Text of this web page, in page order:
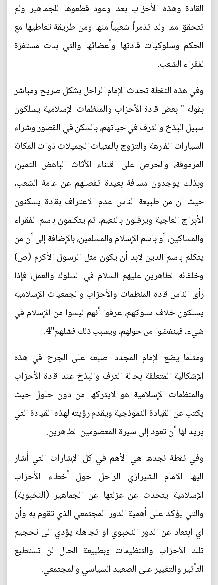
القادة وهذه الأحزاب بعد وعود قطعوها للجماهير ولم
تتحقق مما ولد تذمراً شعبياً منها ومن طريقة تعاطيها مع
الحكم وسلوكيات قادتها وأعضائها والتي بدت مستفزة
لفقراء الشعب.
وفي هذه النقطة تحدث الإمام الراحل بشكل صريح ومباشر
بقوله " بعض قادة الأحزاب والمنظمات الإسلامية يسلكون
سبيل البذخ والترف في حياتهم، بالسكن في القصور وشراء
السيارات الفارهة والتزوج بالفتيات الجميلات ذوات المكانة
المرموقة، والحرص على اقتناء الأثاث الباهض الثمين،
وبذلك يوجدون مسافة بعيدة تفصلهم عن عامة الشعب،
حيث ان من طبيعة الناس عدم الاعتراف بقادة يسكنون
الأبراج العاجية ويرفلون بالنعيم، ثم يتكلمون باسم الفقراء
والمساكين، أو باسم الإسلام والمسلمين، بالإضافة إلى أن من
يتكلم باسم الدين لابد أن يكون مثل الرسول الأكرم (ص)
وخلفائه الطاهرين عليهم السلام في السلوك والعمل، فإذا
رأى الناس قادة المنظمات والأحزاب والجمعيات الإسلامية
يسلكون خلاف سلوكهم، عرفوا أنهم ليسوا من الإسلام في
شيء، فينفضوا من حولهم، ويسبب ذلك فشلهم"4.
ومثلما يضع الإمام المجدد اصبعه على الجرح في هذه
الإشكالية المتعلقة بحالة الترف والبذخ عند قادة الأحزاب
والمنظمات الإسلامية هو لايتركها من دون حلول حيث
يكتب عن القيادة النموذجية ويقدم رؤيته لهذه القيادة التي
يريد لها أن تعود إلى سيرة المعصومين الطاهرين.
وفي نقطة نجدها هي الأهم في كل الإشارات التي أشار
اليها الامام الشيرازي الراحل حول أخطاء الأحزاب
الإسلامية يتحدث عن عزلتها عن الجماهير (النخبوية)
والتي يؤكد على أهمية الدور المجتمعي الذي تقوم به وأن
اي ابتعاد عن الدور النخبوي او تجاهله يؤدي الى تحجيم
تلك الأحزاب والتنظيمات وبطبيعة الحال لن تستطيع
التأثير والتغيير على الصعيد السياسي والمجتمعي.